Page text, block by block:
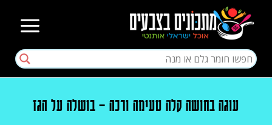
עוגה בחושה קלה טעימה ורכה – בושלה על הגז